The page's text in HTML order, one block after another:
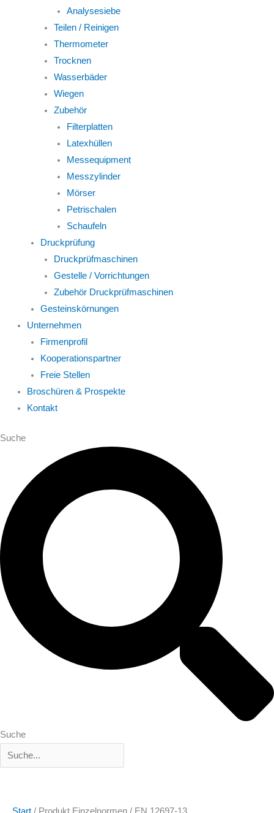
Analysesiebe
Teilen / Reinigen
Thermometer
Trocknen
Wasserbäder
Wiegen
Zubehör
Filterplatten
Latexhüllen
Messequipment
Messzylinder
Mörser
Petrischalen
Schaufeln
Druckprüfung
Druckprüfmaschinen
Gestelle / Vorrichtungen
Zubehör Druckprüfmaschinen
Gesteinskörnungen
Unternehmen
Firmenprofil
Kooperationspartner
Freie Stellen
Broschüren & Prospekte
Kontakt
Suche
Suche